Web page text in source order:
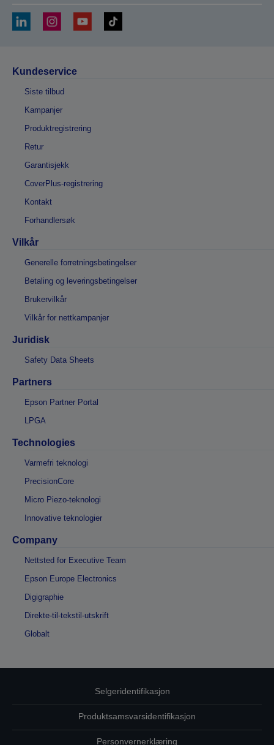
Kundeservice
Siste tilbud
Kampanjer
Produktregistrering
Retur
Garantisjekk
CoverPlus-registrering
Kontakt
Forhandlersøk
Vilkår
Generelle forretningsbetingelser
Betaling og leveringsbetingelser
Brukervilkår
Vilkår for nettkampanjer
Juridisk
Safety Data Sheets
Partners
Epson Partner Portal
LPGA
Technologies
Varmefri teknologi
PrecisionCore
Micro Piezo-teknologi
Innovative teknologier
Company
Nettsted for Executive Team
Epson Europe Electronics
Digigraphie
Direkte-til-tekstil-utskrift
Globalt
Selgeridentifikasjon
Produktsamsvarsidentifikasjon
Personvernerklæring